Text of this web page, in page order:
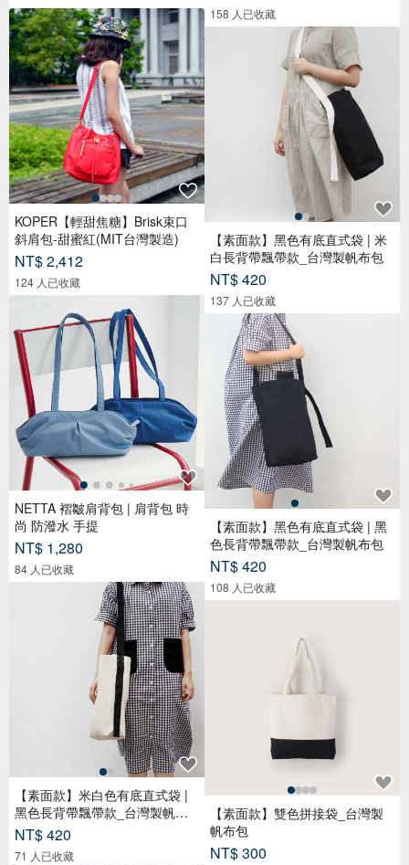
KOPER【輕甜焦糖】Brisk束口
斜肩包-甜蜜紅(MIT台灣製造)
NT$ 2,412
124 人已收藏
NETTA 褶皺肩背包 | 肩背包 時
尚 防潑水 手提
NT$ 1,280
84 人已收藏
【素面款】米白色有底直式袋 |
黑色長背帶飄帶款_台灣製帆布
包
NT$ 420
71 人已收藏
158 人已收藏
【素面款】黑色有底直式袋 | 米
白長背帶飄帶款_台灣製帆布包
NT$ 420
137 人已收藏
【素面款】黑色有底直式袋 | 黑
色長背帶飄帶款_台灣製帆布包
NT$ 420
108 人已收藏
【素面款】雙色拼接袋_台灣製
帆布包
NT$ 300